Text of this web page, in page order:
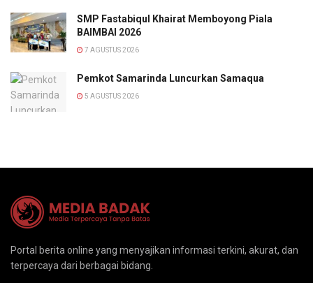
SMP Fastabiqul Khairat Memboyong Piala
BAIMBAI 2026
7 AGUSTUS 2026
Pemkot Samarinda Luncurkan Samaqua
5 AGUSTUS 2026
Portal berita online yang menyajikan informasi terkini, akurat, dan
terpercaya dari berbagai bidang.